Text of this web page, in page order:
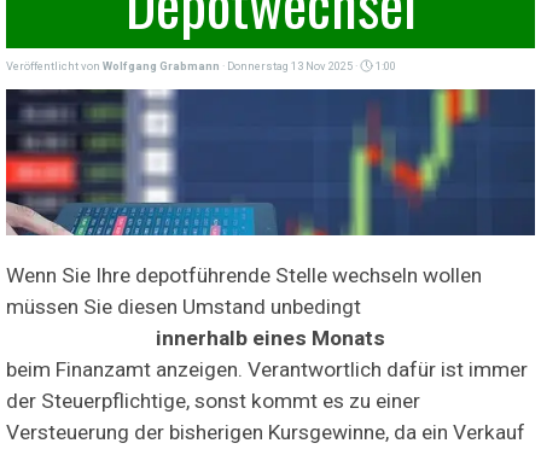
Veröffentlicht von Wolfgang Grabmann · Donnerstag 13 Nov 2025 · 1:00
Wenn Sie Ihre depotführende Stelle wechseln wollen
müssen Sie diesen Umstand unbedingt
innerhalb eines Monats
beim Finanzamt anzeigen. Verantwortlich dafür ist immer
der Steuerpflichtige, sonst kommt es zu einer
Versteuerung der bisherigen Kursgewinne, da ein Verkauf